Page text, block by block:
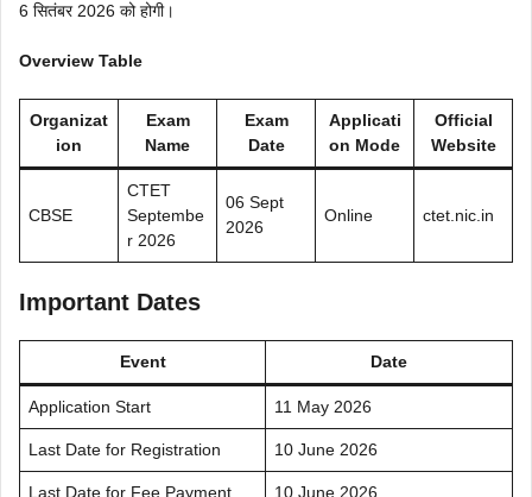
6 सितंबर 2026 को होगी।
Overview Table
Organizat
ion
Exam
Name
Exam
Date
Applicati
on Mode
Official
Website
CBSE
CTET
Septembe
r 2026
06 Sept
2026
Online ctet.nic.in
Important Dates
Event Date
Application Start 11 May 2026
Last Date for Registration 10 June 2026
Last Date for Fee Payment 10 June 2026